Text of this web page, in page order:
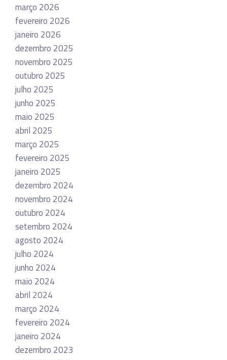
março 2026
fevereiro 2026
janeiro 2026
dezembro 2025
novembro 2025
outubro 2025
julho 2025
junho 2025
maio 2025
abril 2025
março 2025
fevereiro 2025
janeiro 2025
dezembro 2024
novembro 2024
outubro 2024
setembro 2024
agosto 2024
julho 2024
junho 2024
maio 2024
abril 2024
março 2024
fevereiro 2024
janeiro 2024
dezembro 2023